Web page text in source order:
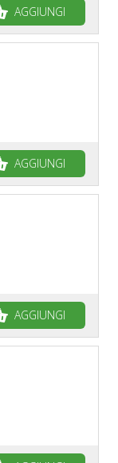
AGGIUNGI
AGGIUNGI
AGGIUNGI